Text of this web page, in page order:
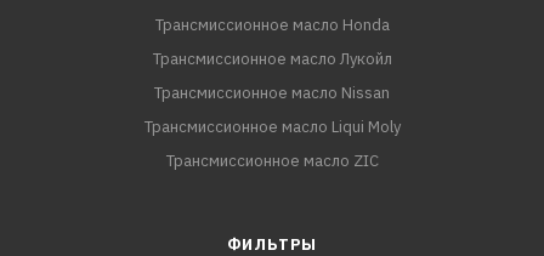
Трансмиссионное масло Honda
Трансмиссионное масло Лукойл
Трансмиссионное масло Nissan
Трансмиссионное масло Liqui Moly
Трансмиссионное масло ZIC
ФИЛЬТРЫ